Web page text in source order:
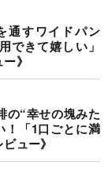
通すワイドパン
できて嬉しい」
》
の“幸せの塊みた
！「1口ごとに満
ュー》